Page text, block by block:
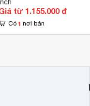
từ 1.155.000 đ
Có 1 nơi bán